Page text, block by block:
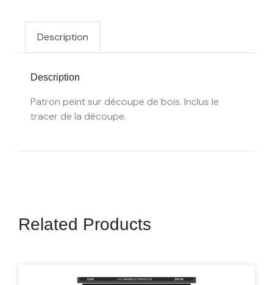
Description
Description
Patron peint sur découpe de bois. Inclus le
tracer de la découpe.
Related Products